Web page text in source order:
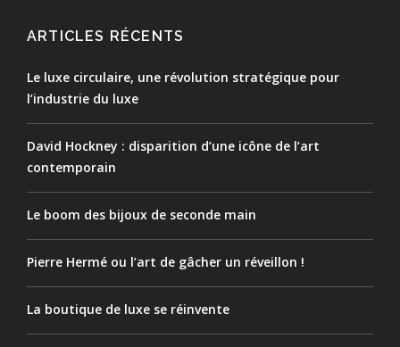
ARTICLES RÉCENTS
Le luxe circulaire, une révolution stratégique pour
l’industrie du luxe
David Hockney : disparition d’une icône de l’art
contemporain
Le boom des bijoux de seconde main
Pierre Hermé ou l’art de gâcher un réveillon !
La boutique de luxe se réinvente